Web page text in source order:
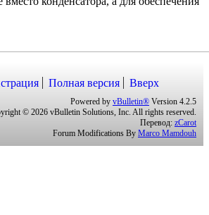
вместо конденсатора, а для обеспечения
Полная версия Вверх
Powered byvBulletin®Version 4.2.5
© 2026 vBulletin Solutions, Inc. All rights reserved.
Перевод:zCarot
Forum Modifications By Marco Mamdouh